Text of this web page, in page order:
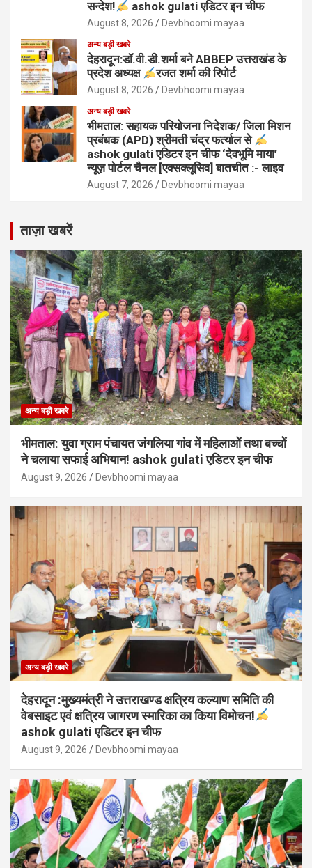
सन्देश! ashok gulati एडिटर इन चीफ
August 8, 2026 Devbhoomi mayaa
अन्य बड़ी खबरे
देहरादून:डॉ.वी.डी.शर्मा बने ABBEP उत्तराखंड के
प्रदेश अध्यक्ष
रजत शर्मा की रिपोर्ट
August 8, 2026 Devbhoomi mayaa
अन्य बड़ी खबरे
भीमताल: सहायक परियोजना निदेशक/ जिला मिशन
प्रबंधक (APD) श्रीमती चंद्र फर्त्याल से
ashok gulati एडिटर इन चीफ ‘देवभूमि माया’
न्यूज़ पोर्टल चैनल [एक्सक्लूसिव] बातचीत :- लाइव
August 7, 2026 Devbhoomi mayaa
ताज़ा खबरें
अन्य बड़ी खबरे
भीमताल: युवा ग्राम पंचायत जंगलिया गांव में महिलाओं तथा बच्चों
ने चलाया सफाई अभियान! ashok gulati एडिटर इन चीफ
August 9, 2026 Devbhoomi mayaa
अन्य बड़ी खबरे
देहरादून :मुख्यमंत्री ने उत्तराखण्ड क्षत्रिय कल्याण समिति की
वेबसाइट एवं क्षत्रिय जागरण स्मारिका का किया विमोचन!
ashok gulati एडिटर इन चीफ
August 9, 2026 Devbhoomi mayaa